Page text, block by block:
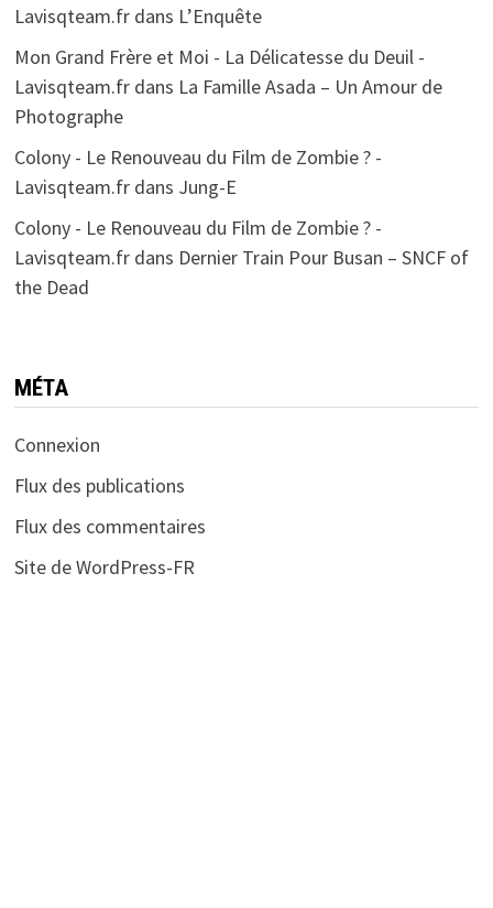
Lavisqteam.frdans L’Enquête
Mon Grand Frère et Moi - La Délicatesse du Deuil -
Lavisqteam.frdans La Famille Asada – Un Amour de
Photographe
Colony - Le Renouveau du Film de Zombie ? -
Lavisqteam.frdans Jung-E
Colony - Le Renouveau du Film de Zombie ? -
Lavisqteam.frdans Dernier Train Pour Busan – SNCF of
the Dead
MÉTA
Connexion
Flux des publications
Flux des commentaires
Site de WordPress-FR